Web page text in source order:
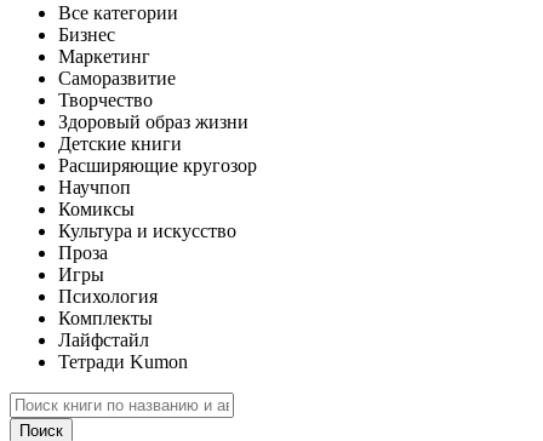
Все категории
Бизнес
Маркетинг
Саморазвитие
Творчество
Здоровый образ жизни
Детские книги
Расширяющие кругозор
Научпоп
Комиксы
Культура и искусство
Проза
Игры
Психология
Комплекты
Лайфстайл
Тетради Kumon
Поиск